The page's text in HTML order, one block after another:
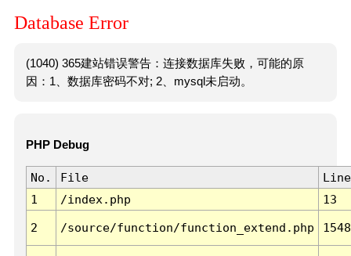
Database Error
(1040) 365建站错误警告：连接数据库失败，可能的原
因：1、数据库密码不对; 2、mysql未启动。
PHP Debug
No. File
Line
1
/index.php 13
2 /source/function/function_extend.php 1548